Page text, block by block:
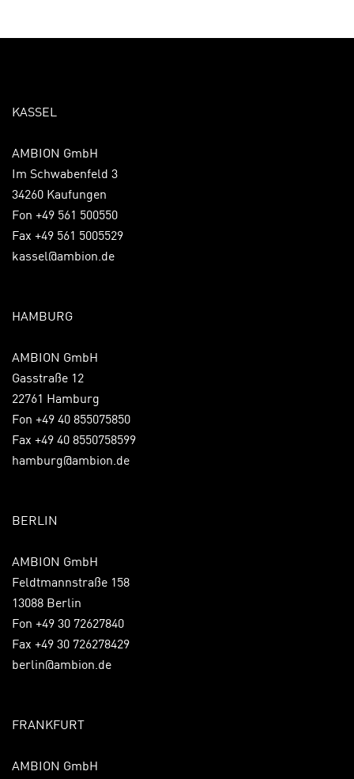
KASSEL
AMBION GmbH
Im Schwabenfeld 3
34260 Kaufungen
Fon +49 561 500550
Fax +49 561 5005529
kassel@ambion.de
HAMBURG
AMBION GmbH
Gasstraße 12
22761 Hamburg
Fon +49 40 855075850
Fax +49 40 8550758599
hamburg@ambion.de
BERLIN
AMBION GmbH
Feldtmannstraße 158
13088 Berlin
Fon +49 30 72627840
Fax +49 30 726278429
berlin@ambion.de
FRANKFURT
AMBION GmbH